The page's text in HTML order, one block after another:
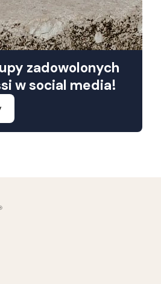
zadowolonych
w social media!